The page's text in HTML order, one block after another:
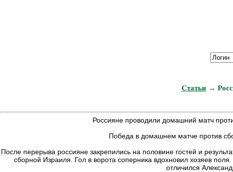
Статьи→
Россияне проводили домашний матч
Победа в домашнем матче против
После перерыва россияне закрепились на половине гостей и
сборной Израиля. Гол в ворота соперника вдохновил хозяев
отличился